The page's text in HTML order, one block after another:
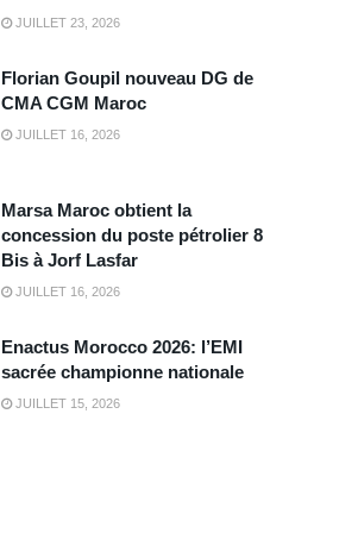
JUILLET 23, 2026
Florian Goupil nouveau DG de
CMA CGM Maroc
JUILLET 16, 2026
Marsa Maroc obtient la
concession du poste pétrolier 8
Bis à Jorf Lasfar
JUILLET 16, 2026
Enactus Morocco 2026: l’EMI
sacrée championne nationale
JUILLET 15, 2026